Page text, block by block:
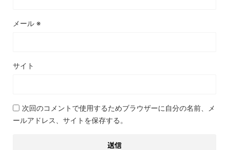
メール ※
サイト
次回のコメントで使用するためブラウザーに自分の名前、メ
ールアドレス、サイトを保存する。